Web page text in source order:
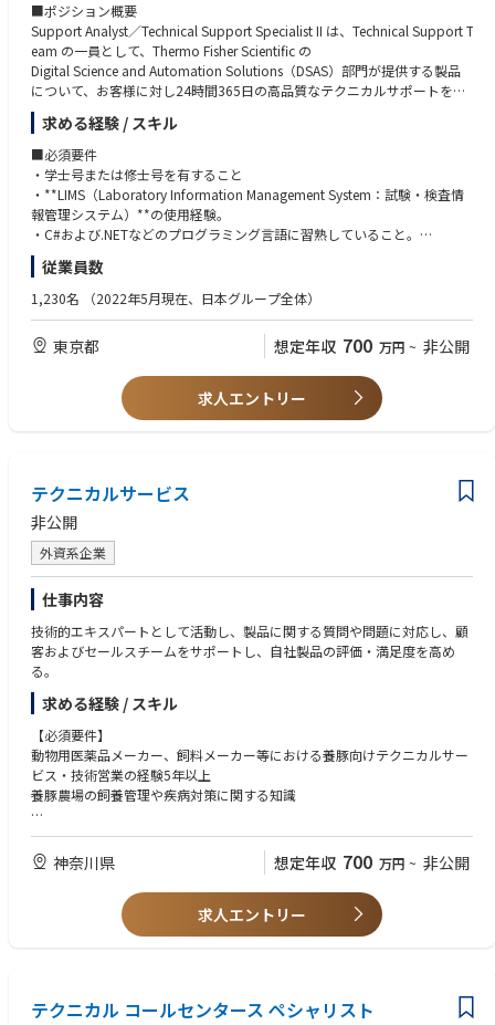
■ポジション概要
Support Analyst／Technical Support Specialist II は、Technical Support T
eam の一員として、Thermo Fisher Scientific の
Digital Science and Automation Solutions（DSAS）部門が提供する製品
について、お客様に対し24時間365日の高品質なテクニカルサポートを
提供する役割を担います。
このポジションでは、サポート案件に対して目標対応時間内に迅速に対応
するとともに、ヘルプデスクサービスの継続的な改善活動へ
積極的に参加することで、高い品質基準を維持することが求められます。
また、週末勤務および、顧客サポートやトレーニングのために最大25％程
度の出張に対応できることが必要です。
■業務内容
・顧客からのインシデントやサービスリクエストを受付し、調査・切り分
け・解決までの対応をリードする
・インシデント管理／問題管理、根本原因分析（RCA）および再発防止に
向けた対応を実施する
・Salesforce、Atlassian Jira等のCRMツールを用いて、サポート案件の管
・Microsoft SQL Server、Oracle、PostgreSQL等のデータベースについて
基本概念を理解し、
基本的な管理作業や効率的なSQLスクリプト作成を行う
・AWSやKubernetesなど、クラウド技術の基礎知識を活用しながら、技術
的な観点での支援を行う
・TechOps、開発部門（Development）、Professional Services等、関連
チームと連携し、顧客課題の迅速な解決を推進する
・問題の重大度に応じて、Helpdesk Team Leader、Support Manager、ま
たはDSAS Development Teamへ適切にエスカレーションする
・DSS製品に関するナレッジ記事・技術文書の作成／維持を行い、チーム
の知見を蓄積する
・Practical Process Improvement（PPI）ビジネスシステムを活用し、業
務の効率化・品質向上を継続的に推進する
・必要に応じて国内外への出張を行い、オンサイトでの顧客サポートを提
供する
・週末を含む柔軟なシフト対応を行い、安定したサポート提供に貢献する
・顧客の問題解決への直接的な貢献：ネットワーク/ソフトウェアの観点
から実装・運用上の課題を解決することで、
・幅広い製品や技術知識が習得できます：自社製品だけでなく多様なベン
ダー機器やネットワーク関連技術にも触れることで、
必要な時にサポートを受けやすく、成長を促す環境が生まれます。
求める経験 / スキル
■必須要件
・学士号または修士号を有すること
・**LIMS（Laboratory Information Management System：試験・検査情
報管理システム）**の使用経験。
・C#および.NETなどのプログラミング言語に習熟していること。
・高い顧客志向と優れた対人コミュニケーション能力を有すること。
・学習意欲が高く、技術面・専門性の両方について継続的に成長・自己研
鑽に取り組めること。
■歓迎要件
・臨床検査科学、生命科学、情報技術分野の方
従業員数
1,230名 （2022年5月現在、日本グループ全体）
東京都 想定年収 700 万円 ~ 非公開
求人エントリー
テクニカルサービス
非公開
外資系企業
仕事内容
技術的エキスパートとして活動し、製品に関する質問や問題に対応し、顧
客およびセールスチームをサポートし、自社製品の評価・満足度を高め
る。
求める経験 / スキル
【必須要件】
動物用医薬品メーカー、飼料メーカー等における養豚向けテクニカルサー
ビス・技術営業の経験5年以上
養豚農場の飼養管理や疾病対策に関する知識
【歓迎要件】
資格：獣医師資格、HACCP・JGAP審査員資格
養豚農場での勤務経験
神奈川県 想定年収 700 万円 ~ 非公開
求人エントリー
テクニカル コールセンタース ペシャリスト